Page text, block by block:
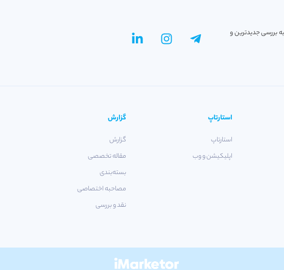
بررسی جدیدترین و
استارتاپ
استارتاپ
اپلیکیشن و وب
گزارش
گزارش
مقاله تخصصی
بسته‌بندی
مصاحبه اختصاصی
نقد و بررسی